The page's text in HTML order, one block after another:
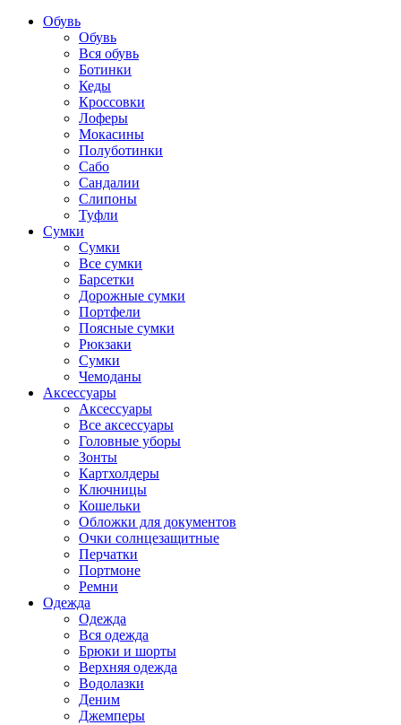
Обувь
Обувь
Вся обувь
Ботинки
Кеды
Кроссовки
Лоферы
Мокасины
Полуботинки
Сабо
Сандалии
Слипоны
Туфли
Сумки
Сумки
Все сумки
Барсетки
Дорожные сумки
Портфели
Поясные сумки
Рюкзаки
Сумки
Чемоданы
Аксессуары
Аксессуары
Все аксессуары
Головные уборы
Зонты
Картхолдеры
Ключницы
Кошельки
Обложки для документов
Очки солнцезащитные
Перчатки
Портмоне
Ремни
Одежда
Одежда
Вся одежда
Брюки и шорты
Верхняя одежда
Водолазки
Деним
Джемперы